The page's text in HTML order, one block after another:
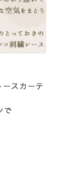
スカーテ
で